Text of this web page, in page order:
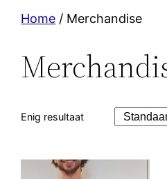
Home / Merchandise
Enig resultaat